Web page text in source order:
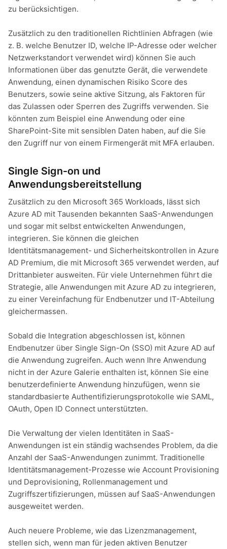
zu berücksichtigen.
Zusätzlich zu den traditionellen Richtlinien Abfragen (wie
z. B. welche Benutzer ID, welche IP-Adresse oder welcher
Netzwerkstandort verwendet wird) können Sie auch
Informationen über das genutzte Gerät, die verwendete
Anwendung, einen dynamischen Risiko Score des
Benutzers, sowie seine aktive Sitzung, als Faktoren für
das Zulassen oder Sperren des Zugriffs verwenden. Sie
könnten zum Beispiel eine Anwendung oder eine
SharePoint-Site mit sensiblen Daten haben, auf die Sie
den Zugriff nur von einem Firmengerät mit MFA erlauben.
Single Sign-on und
Anwendungsbereitstellung
Zusätzlich zu den Microsoft 365 Workloads, lässt sich
Azure AD mit Tausenden bekannten SaaS-Anwendungen
und sogar mit selbst entwickelten Anwendungen,
integrieren. Sie können die gleichen
Identitätsmanagement- und Sicherheitskontrollen in Azure
AD Premium, die mit Microsoft 365 verwendet werden, auf
Drittanbieter ausweiten. Für viele Unternehmen führt die
Strategie, alle Anwendungen mit Azure AD zu integrieren,
zu einer Vereinfachung für Endbenutzer und IT-Abteilung
gleichermassen.
Sobald die Integration abgeschlossen ist, können
Endbenutzer über Single Sign-On (SSO) mit Azure AD auf
die Anwendung zugreifen. Auch wenn Ihre Anwendung
nicht in der Azure Galerie enthalten ist, können Sie eine
benutzerdefinierte Anwendung hinzufügen, wenn sie
standardbasierte Authentifizierungsprotokolle wie SAML,
OAuth, Open ID Connect unterstützten.
Die Verwaltung der vielen Identitäten in SaaS-
Anwendungen ist ein ständig wachsendes Problem, da die
Anzahl der SaaS-Anwendungen zunimmt. Traditionelle
Identitätsmanagement-Prozesse wie Account Provisioning
und Deprovisioning, Rollenmanagement und
Zugriffszertifizierungen, müssen auf SaaS-Anwendungen
ausgeweitet werden.
Auch neuere Probleme, wie das Lizenzmanagement,
stellen sich, wenn man für jeden aktiven Benutzer